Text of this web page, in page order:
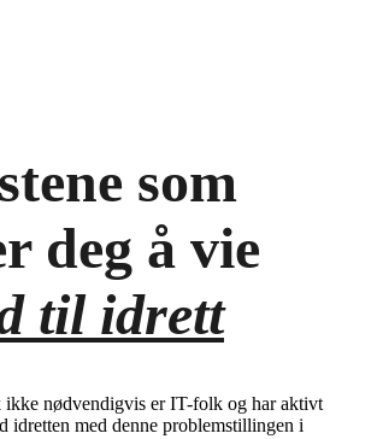
som
deg å vie
til idrett
nødvendigvis er IT-folk og har aktivt
idretten med denne problemstillingen i